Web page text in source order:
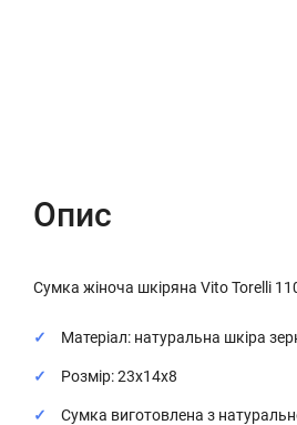
Опис
Сумка жіноча шкіряна Vito Torelli
Матеріал: натуральна шкіра
Розмір: 23х14х8
Сумка виготовлена з